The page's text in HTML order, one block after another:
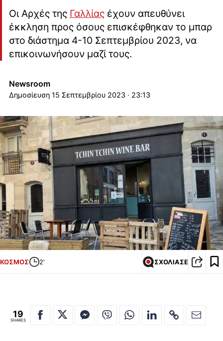
Οι Αρχές της Γαλλίαςέχουν απευθύνει
έκκληση προς όσους επισκέφθηκαν το μπαρ
στο διάστημα 4-10 Σεπτεμβρίου 2023, να
επικοινωνήσουν μαζί τους.
Newsroom
15 Σεπτεμβρίου 2023 · 23:13
ΚΟΣΜΟΣ 2' ΣΧΟΛΙΑΣΕ
19
SHARES